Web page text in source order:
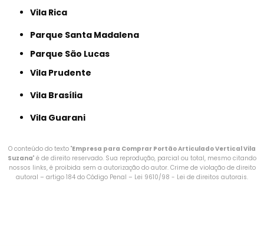
Vila Rica
Parque Santa Madalena
Parque São Lucas
Vila Prudente
Vila Brasília
Vila Guarani
O conteúdo do texto "Empresa para Comprar Portão Articulado Vertical Vila
Suzana" é de direito reservado. Sua reprodução, parcial ou total, mesmo citando
nossos links, é proibida sem a autorização do autor. Crime de violação de direito
autoral – artigo 184 do Código Penal – Lei 9610/98 - Lei de direitos autorais.